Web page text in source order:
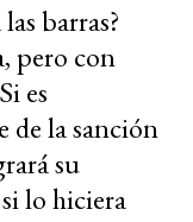
barras?
pero con
es
de la sanción
su
lo hiciera